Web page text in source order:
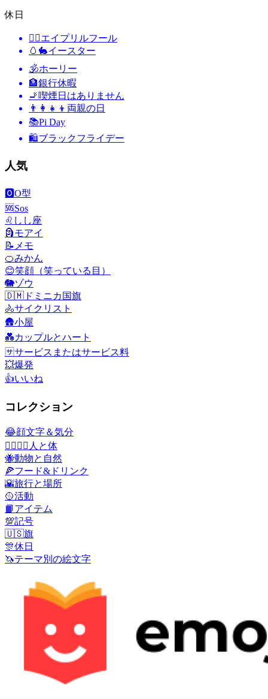
休日
🙆‍♂️エイプリルフール
🥚🐇イースター
🕉ホーリー
🏦銀行休暇
🚬 喫煙日はありません
👨‍👩‍👧‍👦 両親の日
📚Pi Day
🛍ブラックフライデー
人気
🅾️O型
🆘Sos
♌ しし座
🗿モアイ
📝 メモ
🍊みかん
😊笑顔（笑っている目）
🐘ゾウ
🇩🇲 ドミニカ国旗
🚴サイクリスト
🛖小屋
💑カップルとハート
🈂️サービスまたはサービス料
💥爆発
👍いいね
コレクション
😂顔文字＆気分
👩‍❤️‍💋‍👨 人と体
🐝動物と自然
🍕フード&ドリンク
🌇旅行と場所
🥎活動
📙 アイテム
💯記号
🇺🇸旗
🎊休日
🦄テーマ別の絵文字